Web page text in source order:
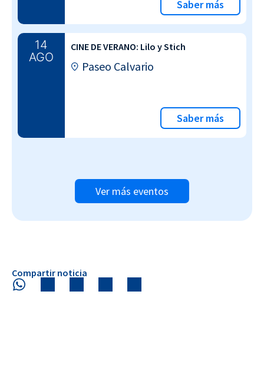
Saber más
14
AGO
CINE DE VERANO: Lilo y Stich
Paseo Calvario
Saber más
Ver más eventos
Compartir noticia